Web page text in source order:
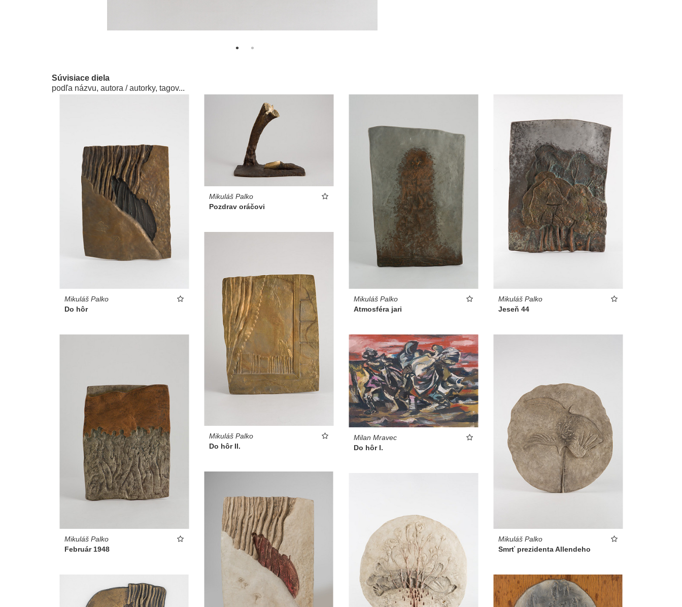
Súvisiace diela
podľa názvu, autora / autorky, tagov...
Mikuláš Palko
Do hôr
Mikuláš Palko
Pozdrav oráčovi
Mikuláš Palko
Atmosféra jari
Mikuláš Palko
Jeseň 44
Mikuláš Palko
Do hôr II.
Mikuláš Palko
Február 1948
Milan Mravec
Do hôr I.
Mikuláš Palko
Smrť prezidenta Allendeho